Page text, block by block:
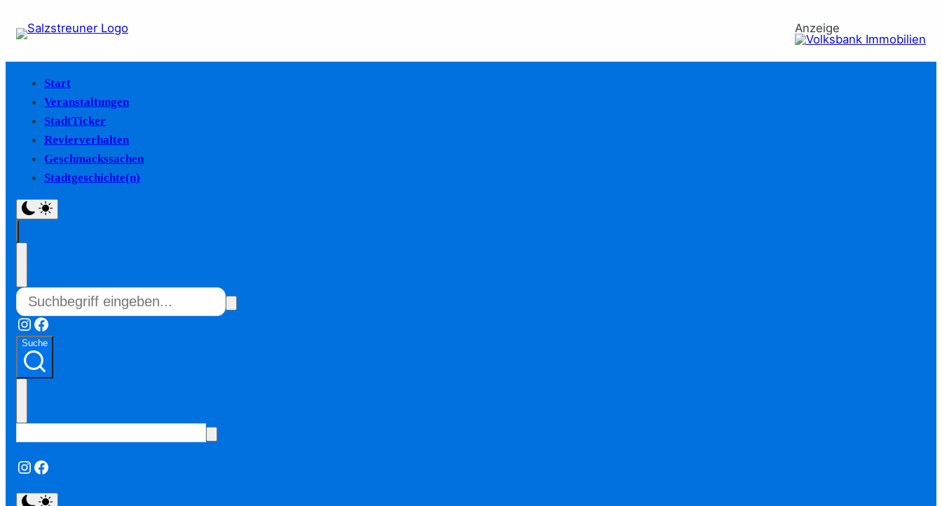
Anzeige
Start
Veranstaltungen
StadtTicker
Revierverhalten
Geschmackssachen
Stadtgeschichte(n)
Instagram
Facebook
Suche
Instagram
Facebook